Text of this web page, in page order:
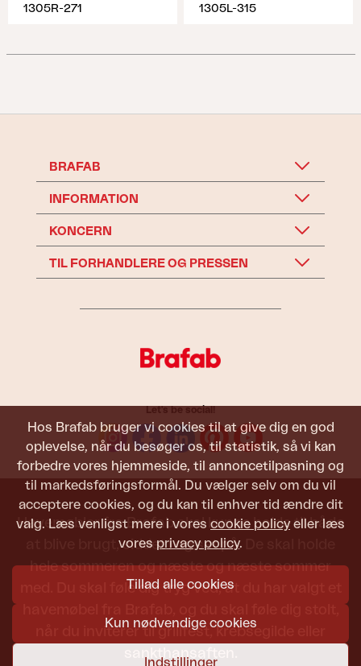
Hos Brafab bruger vi cookies til at give dig en god
oplevelse, når du besøger os, til statistik, så vi kan
forbedre vores hjemmeside, til annoncetilpasning og
til markedsføringsformål. Du vælger selv om du vil
acceptere cookies, og du kan til enhver tid ændre dit
valg. Læs venligst mere i vores cookie policy eller læs
vores privacy policy.
Tillad alle cookies
Kun nødvendige cookies
Indstillinger
1305R-271 1305L-315
BRAFAB
INFORMATION
KONCERN
TIL FORHANDLERE OG PRESSEN
Let's be social!
Havemøbler fra Brafab skal kunne holde til både
at blive brugt, siddet i og set på. De skal holde
hele sommeren og næste og næste sommer
med. Du skal føle dig tryg ved, at du har valgt et
når du inviterer til grillfest, krebsegilde eller